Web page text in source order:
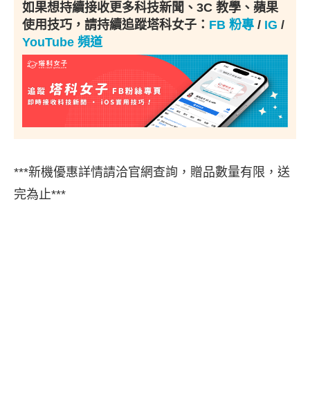
如果想持續接收更多科技新聞、3C 教學、蘋果
使用技巧，請持續追蹤塔科女子： FB 粉專 / IG /
YouTube 頻道
***新機優惠詳情請洽官網查詢，贈品數量有限，送
完為止***